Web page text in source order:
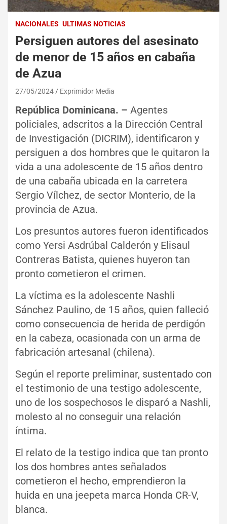
NACIONALES ULTIMAS NOTICIAS
Persiguen autores del asesinato
de menor de 15 años en cabaña
de Azua
27/05/2024 Exprimidor Media
República Dominicana. – Agentes
policiales, adscritos a la Dirección Central
de Investigación (DICRIM), identificaron y
persiguen a dos hombres que le quitaron la
vida a una adolescente de 15 años dentro
de una cabaña ubicada en la carretera
Sergio Vílchez, de sector Monterio, de la
provincia de Azua.
Los presuntos autores fueron identificados
como Yersi Asdrúbal Calderón y Elisaul
Contreras Batista, quienes huyeron tan
pronto cometieron el crimen.
La víctima es la adolescente Nashli
Sánchez Paulino, de 15 años, quien falleció
como consecuencia de herida de perdigón
en la cabeza, ocasionada con un arma de
fabricación artesanal (chilena).
Según el reporte preliminar, sustentado con
el testimonio de una testigo adolescente,
uno de los sospechosos le disparó a Nashli,
molesto al no conseguir una relación
íntima.
El relato de la testigo indica que tan pronto
los dos hombres antes señalados
cometieron el hecho, emprendieron la
huida en una jeepeta marca Honda CR-V,
blanca.